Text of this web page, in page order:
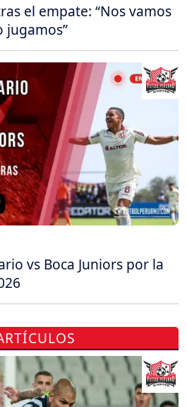
el empate: “Nos vamos
jugamos”
vs Boca Juniors por la